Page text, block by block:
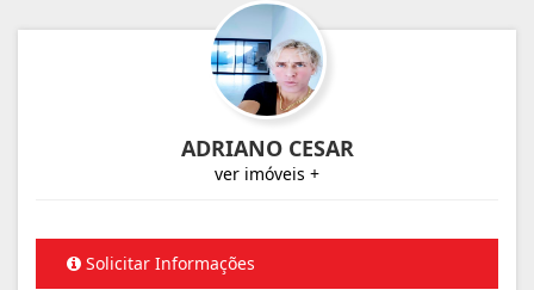
ADRIANO CESAR
ver imóveis +
Solicitar Informações